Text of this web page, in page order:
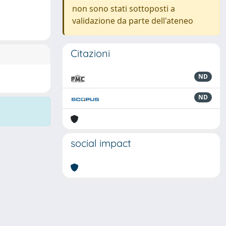
non sono stati sottoposti a
validazione da parte dell'ateneo
Citazioni
ND
ND
social impact